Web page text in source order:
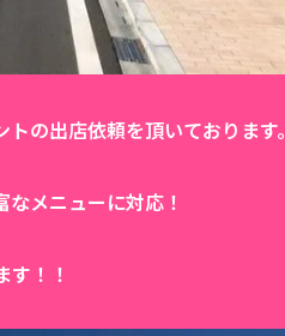
の出店依頼を頂いております。
メニューに対応！
！！